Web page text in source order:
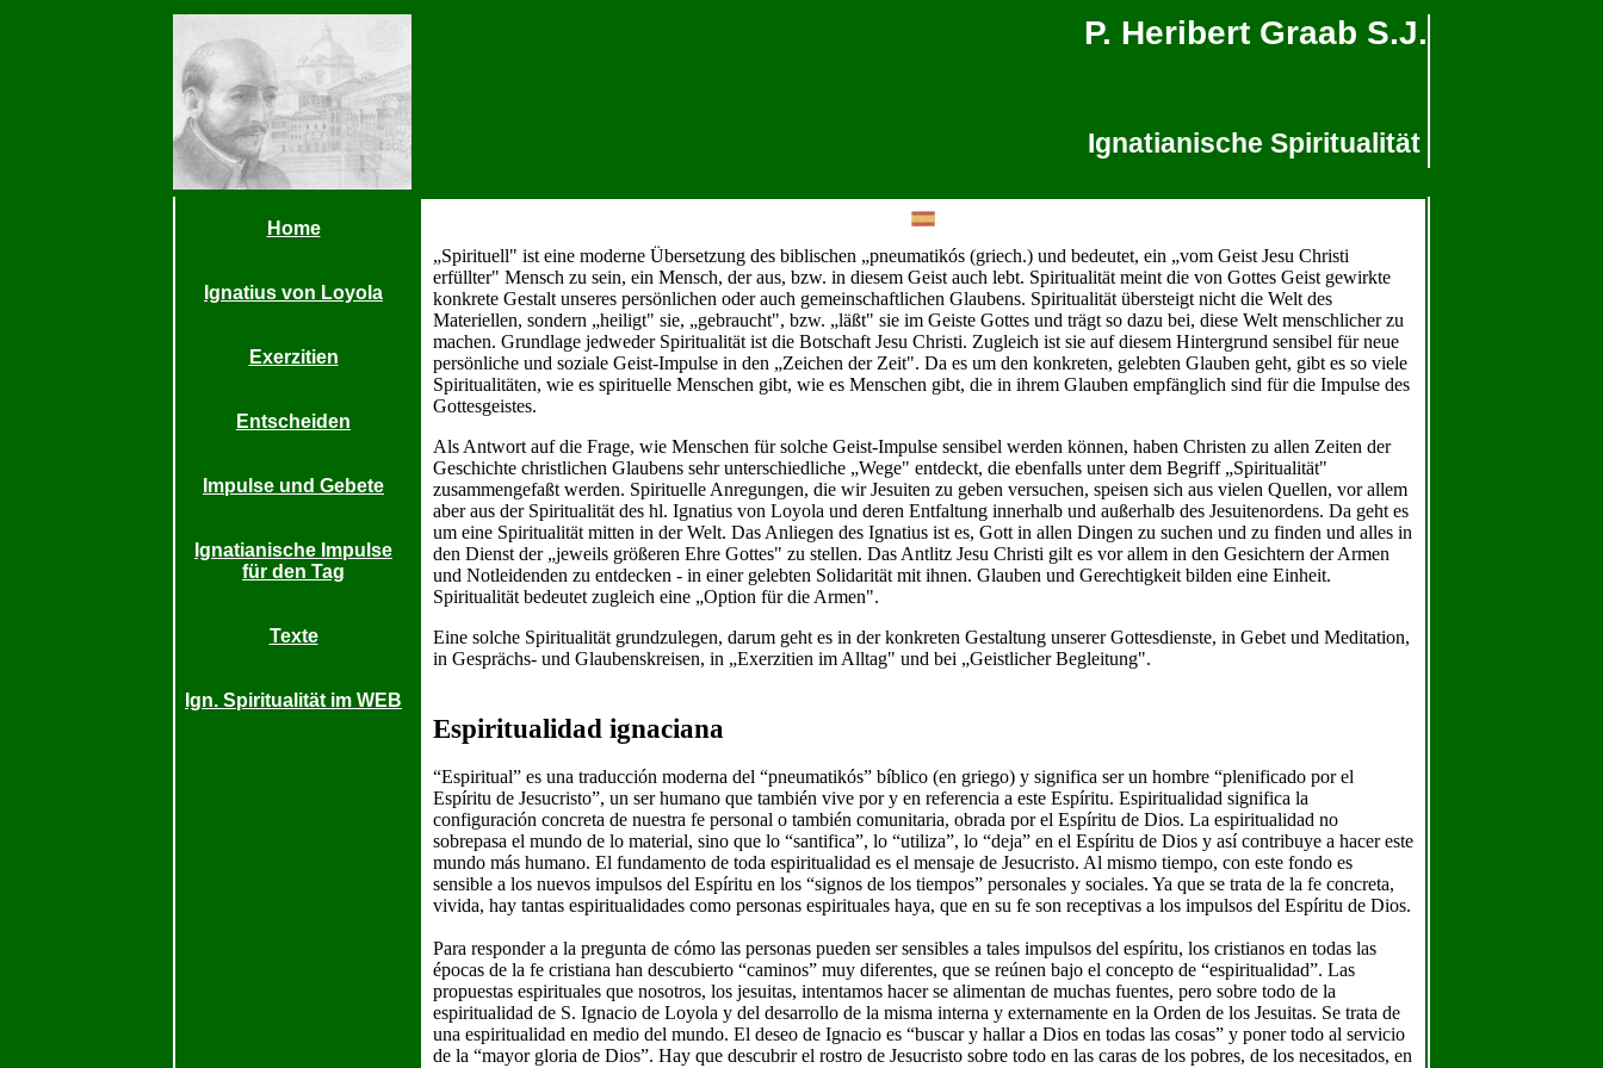
P. Heribert Graab S.J.
Ignatianische Spiritualität
Home
Ignatius von Loyola
Exerzitien
Entscheiden
Impulse und Gebete
Ignatianische Impulse
für den Tag
Texte
Ign. Spiritualität im WEB
„Spirituell" ist eine moderne Übersetzung des biblischen „pneumatikós (griech.) und bedeutet, ein „vom Geist Jesu Christi
erfüllter" Mensch zu sein, ein Mensch, der aus, bzw. in diesem Geist auch lebt. Spiritualität meint die von Gottes Geist gewirkte
konkrete Gestalt unseres persönlichen oder auch gemeinschaftlichen Glaubens. Spiritualität übersteigt nicht die Welt des
Materiellen, sondern „heiligt" sie, „gebraucht", bzw. „läßt" sie im Geiste Gottes und trägt so dazu bei, diese Welt menschlicher zu
machen. Grundlage jedweder Spiritualität ist die Botschaft Jesu Christi. Zugleich ist sie auf diesem Hintergrund sensibel für neue
persönliche und soziale Geist-Impulse in den „Zeichen der Zeit". Da es um den konkreten, gelebten Glauben geht, gibt es so viele
Spiritualitäten, wie es spirituelle Menschen gibt, wie es Menschen gibt, die in ihrem Glauben empfänglich sind für die Impulse des
Gottesgeistes.
Als Antwort auf die Frage, wie Menschen für solche Geist-Impulse sensibel werden können, haben Christen zu allen Zeiten der
Geschichte christlichen Glaubens sehr unterschiedliche „Wege" entdeckt, die ebenfalls unter dem Begriff „Spiritualität"
zusammengefaßt werden. Spirituelle Anregungen, die wir Jesuiten zu geben versuchen, speisen sich aus vielen Quellen, vor allem
aber aus der Spiritualität des hl. Ignatius von Loyola und deren Entfaltung innerhalb und außerhalb des Jesuitenordens. Da geht es
um eine Spiritualität mitten in der Welt. Das Anliegen des Ignatius ist es, Gott in allen Dingen zu suchen und zu finden und alles in
den Dienst der „jeweils größeren Ehre Gottes" zu stellen. Das Antlitz Jesu Christi gilt es vor allem in den Gesichtern der Armen
und Notleidenden zu entdecken - in einer gelebten Solidarität mit ihnen. Glauben und Gerechtigkeit bilden eine Einheit.
Spiritualität bedeutet zugleich eine „Option für die Armen".
Eine solche Spiritualität grundzulegen, darum geht es in der konkreten Gestaltung unserer Gottesdienste, in Gebet und Meditation,
in Gesprächs- und Glaubenskreisen, in „Exerzitien im Alltag" und bei „Geistlicher Begleitung".
Espiritualidad ignaciana
“Espiritual” es una traducción moderna del “pneumatikós” bíblico (en griego) y significa ser un hombre “plenificado por el
Espíritu de Jesucristo”, un ser humano que también vive por y en referencia a este Espíritu. Espiritualidad significa la
configuración concreta de nuestra fe personal o también comunitaria, obrada por el Espíritu de Dios. La espiritualidad no
sobrepasa el mundo de lo material, sino que lo “santifica”, lo “utiliza”, lo “deja” en el Espíritu de Dios y así contribuye a hacer este
mundo más humano. El fundamento de toda espiritualidad es el mensaje de Jesucristo. Al mismo tiempo, con este fondo es
sensible a los nuevos impulsos del Espíritu en los “signos de los tiempos” personales y sociales. Ya que se trata de la fe concreta,
vivida, hay tantas espiritualidades como personas espirituales haya, que en su fe son receptivas a los impulsos del Espíritu de Dios.
Para responder a la pregunta de cómo las personas pueden ser sensibles a tales impulsos del espíritu, los cristianos en todas las
épocas de la fe cristiana han descubierto “caminos” muy diferentes, que se reúnen bajo el concepto de “espiritualidad”. Las
propuestas espirituales que nosotros, los jesuitas, intentamos hacer se alimentan de muchas fuentes, pero sobre todo de la
espiritualidad de S. Ignacio de Loyola y del desarrollo de la misma interna y externamente en la Orden de los Jesuitas. Se trata de
una espiritualidad en medio del mundo. El deseo de Ignacio es “buscar y hallar a Dios en todas las cosas” y poner todo al servicio
de la “mayor gloria de Dios”. Hay que descubrir el rostro de Jesucristo sobre todo en las caras de los pobres, de los necesitados, en